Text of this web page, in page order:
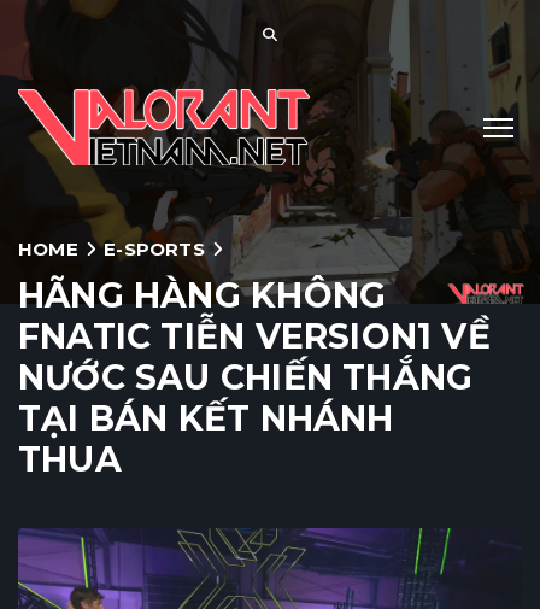
HOME E-SPORTS
HÃNG HÀNG KHÔNG
FNATIC TIỄN VERSION1 VỀ
NƯỚC SAU CHIẾN THẮNG
TẠI BÁN KẾT NHÁNH
THUA